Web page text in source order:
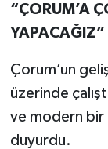
“ÇORUM’A
YAPACAĞIZ”
Çorum’un
üzerinde
ve modern bir
duyurdu.